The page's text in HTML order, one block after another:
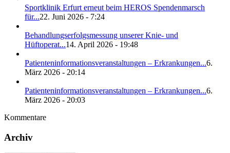
Sportklinik Erfurt erneut beim HEROS Spendenmarsch
für...22. Juni 2026 - 7:24
Behandlungserfolgsmessung unserer Knie- und
Hüftoperat...14. April 2026 - 19:48
Patienteninformationsveranstaltungen – Erkrankungen...6.
März 2026 - 20:14
Patienteninformationsveranstaltungen – Erkrankungen...6.
März 2026 - 20:03
Kommentare
Archiv